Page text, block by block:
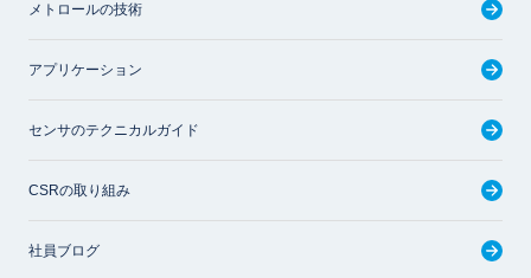
メトロールの技術
アプリケーション
センサのテクニカルガイド
CSRの取り組み
社員ブログ